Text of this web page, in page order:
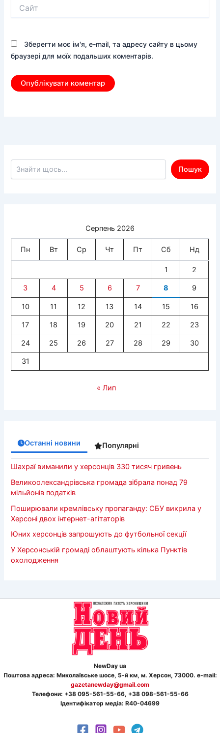
Зберегти моє ім'я, e-mail, та адресу сайту в цьому
браузері для моїх подальших коментарів.
Пошук
Серпень 2026
Пн Вт Ср Чт Пт Сб Нд
1 2
3 4 5 6 7 8 9
10 11 12 13 14 15 16
17 18 19 20 21 22 23
24 25 26 27 28 29 30
31
« Лип
Останні новини Популярні
Шахраї виманили у херсонців 330 тисяч гривень
Великоолександрівська громада зібрала понад 79
мільйонів податків
Поширювали кремлівську пропаганду: СБУ викрила у
Херсоні двох інтернет-агітаторів
Юних херсонців запрошують до футбольної секції
У Херсонській громаді облаштують кілька Пунктів
охолодження
NewDay ua
Поштова адреса: Миколаївське шосе, 5-й км, м. Херсон, 73000. e-mail:
gazetanewday@gmail.com
Телефони: +38 095-561-55-66, +38 098-561-55-66
Ідентифікатор медіа: R40-04699